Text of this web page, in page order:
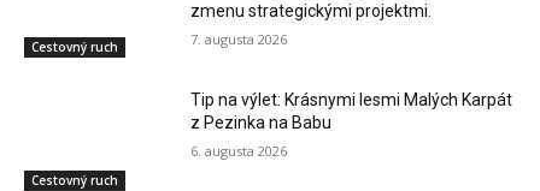
Cestovný ruch
zmenu strategickými projektmi.
7. augusta 2026
Cestovný ruch
Tip na výlet: Krásnymi lesmi Malých Karpát
z Pezinka na Babu
6. augusta 2026